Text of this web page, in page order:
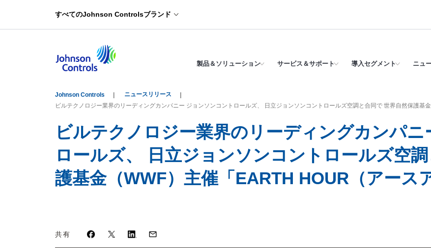
すべてのJohnson Controlsブランド
製品＆ソリューション サービス＆サポート 導入セグメント ニュ
Johnson Controls
ニュースリリース
ビルテクノロジー業界のリーディングカンパニー ジョンソンコントロールズ、 日立ジョンソンコントロールズ空調と合同で 世界自然保護基
ビルテクノロジー業界のリーディングカンパニ
ロールズ、 日立ジョンソンコントロールズ空
護基金（WWF）主催「EARTH HOUR（アース
共有